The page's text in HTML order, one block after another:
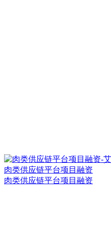
肉类供应链平台项目融资
肉类供应链平台项目融资